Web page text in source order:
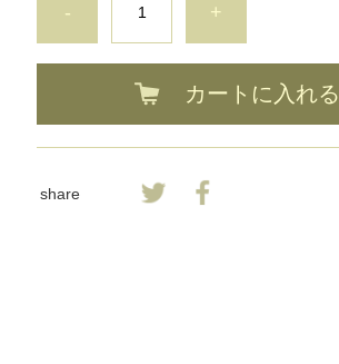
- +
カートに入れる
share